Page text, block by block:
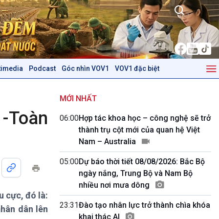
Podcast Góc nhìn VOV1 VOV1 đặc biệt
Trước giờ mở cửa
Dòng chảy Kinh tế
Tuyên chiến với gian lận
thương mại
Mùa vàng
Biển đảo Việt Nam
Tâm tình biên giới và hải
đảo
Tìm hiểu biển, đảo Việt
Nam
Podcast
Góc nhìn VOV1
Bình luận
Toàn
cực, đó là:
dân lên
MỚI NHẤT
06:00Hợp tác khoa học – công nghệ sẽ trở
thành trụ cột mới của quan hệ Việt
Nam – Australia
05:00Dự báo thời tiết 08/08/2026: Bắc Bộ
ngày nắng, Trung Bộ và Nam Bộ
nhiều nơi mưa dông
23:31Đào tạo nhân lực trở thành chìa khóa
khai thác AI